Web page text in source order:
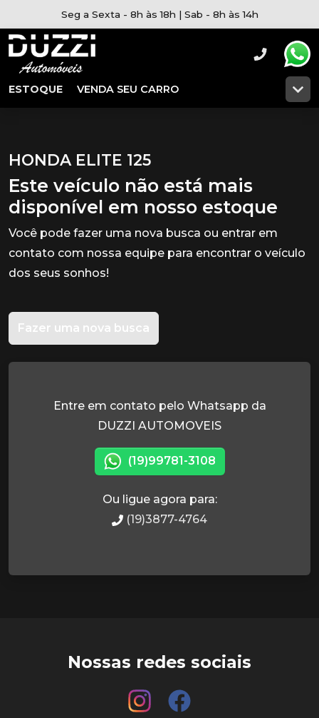
Seg a Sexta - 8h às 18h | Sab - 8h às 14h
ESTOQUE VENDA SEU CARRO
HONDA ELITE 125
Este veículo não está mais
disponível em nosso estoque
Você pode fazer uma nova busca ou entrar em
contato com nossa equipe para encontrar o veículo
dos seus sonhos!
Fazer uma nova busca
Entre em contato pelo Whatsapp da
DUZZI AUTOMOVEIS
(19)99781-3108
Ou ligue agora para:
(19)3877-4764
Nossas redes sociais